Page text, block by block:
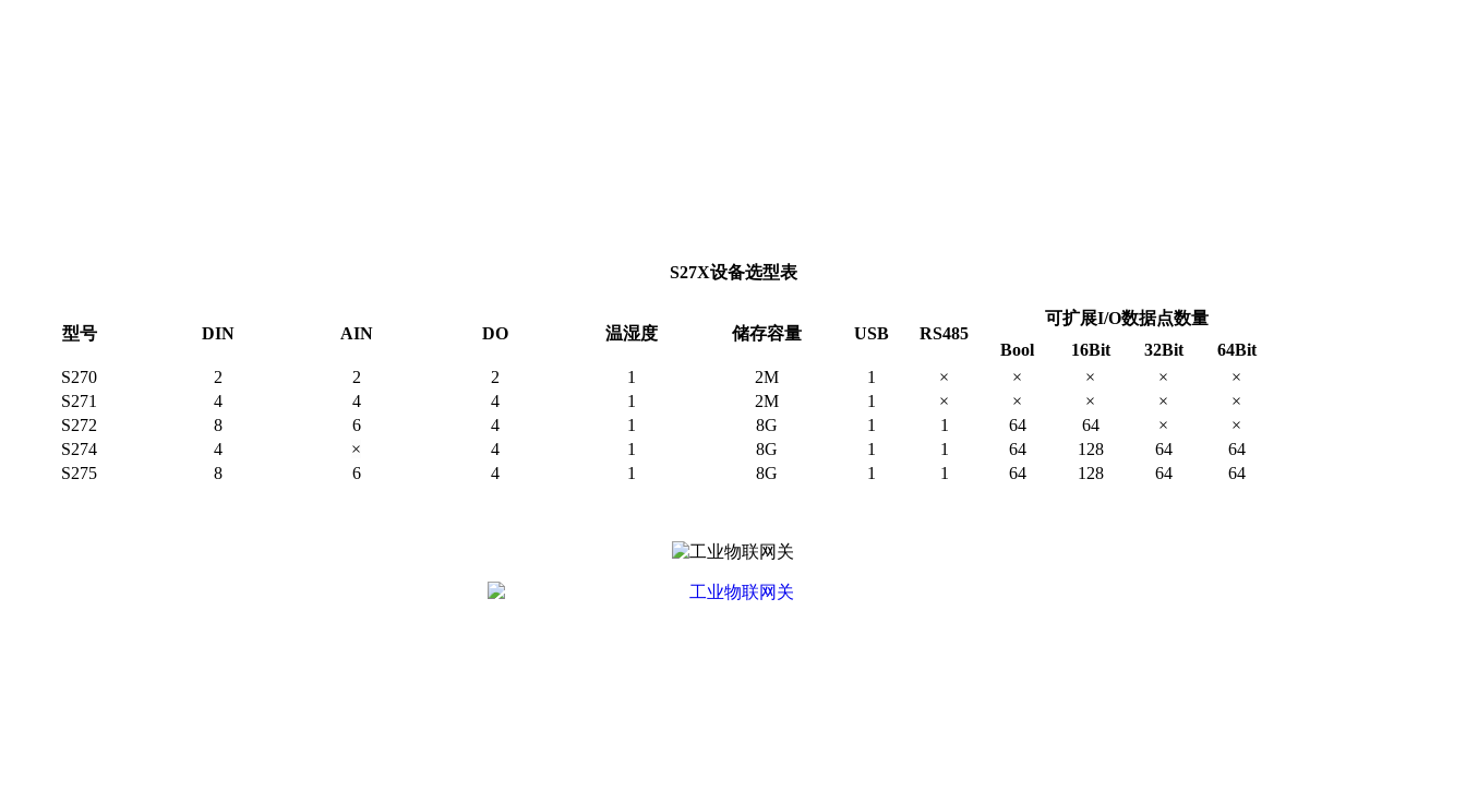
S27X设备选型表
型号 DIN AIN DO 温湿度 储存容量 USB RS485
可扩展I/O数据点数量
Bool
16Bit 32Bit
64Bit
S270
2 2 2 1 2M 1 × × × ×
×
S271
4 4 4 1 2M 1 × × × ×
×
S272
8 6 4 1 8G 1 1 64 64 ×
×
S274
4 × 4 1 8G 1 1 64 128 64
64
S275
8 6 4 1 8G 1 1 64 128 64 64